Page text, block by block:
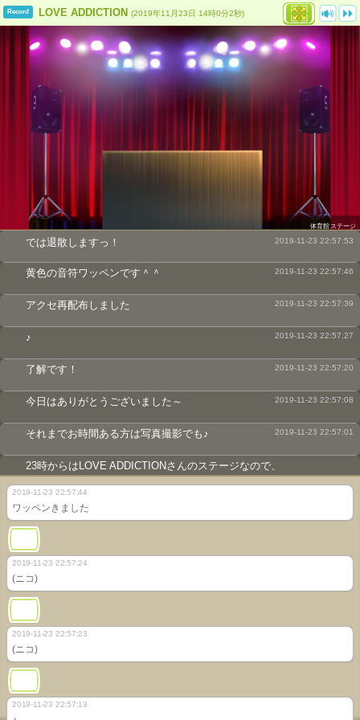
Record LOVE ADDICTION (2019年11月23日 14時0分2秒)
体育館ステージ
では退散しますっ！ 2019-11-23 22:57:53
黄色の音符ワッペンです＾＾ 2019-11-23 22:57:46
アクセ再配布しました 2019-11-23 22:57:39
♪ 2019-11-23 22:57:27
了解です！ 2019-11-23 22:57:20
今日はありがとうございました～ 2019-11-23 22:57:08
それまでお時間ある方は写真撮影でも♪ 2019-11-23 22:57:01
23時からはLOVE ADDICTIONさんのステージなので、
2019-11-23 22:56:49
届いてるみたいだね
えーっと、↓↓←だっけか？ 2019-11-23 22:56:16
よかったら写真も撮っていってね
足りなかったら言ってねー！ 2019-11-23 22:55:08
届いたかなー？ 2019-11-23 22:54:55
大丈夫そうかな？
2019-11-23 22:57:44
ワッペンきました
2019-11-23 22:57:24
(ニコ)
2019-11-23 22:57:23
(ニコ)
2019-11-23 22:57:13